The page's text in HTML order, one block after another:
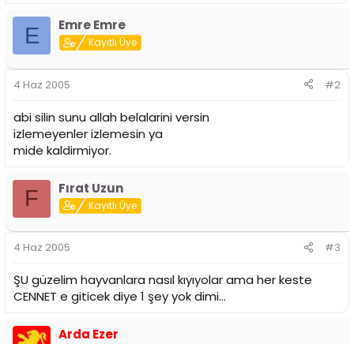
E Emre Emre
Kayıtlı Üye
4 Haz 2005 #2
abi silin sunu allah belalarini versin
izlemeyenler izlemesin ya
mide kaldirmiyor.
F Fırat Uzun
Kayıtlı Üye
4 Haz 2005 #3
ŞU güzelim hayvanlara nasıl kıyıyolar ama her keste
CENNET e giticek diye 1 şey yok dimi...
Arda Ezer